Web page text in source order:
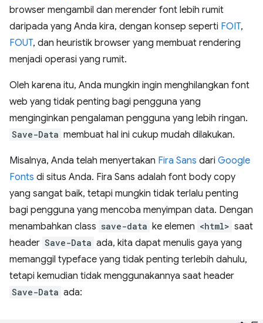
browser mengambil dan merender font lebih rumit
daripada yang Anda kira, dengan konsep seperti FOIT,
FOUT, dan heuristik browser yang membuat rendering
menjadi operasi yang rumit.
Oleh karena itu, Anda mungkin ingin menghilangkan font
web yang tidak penting bagi pengguna yang
menginginkan pengalaman pengguna yang lebih ringan.
Save-Data membuat hal ini cukup mudah dilakukan.
Misalnya, Anda telah menyertakan Fira Sans dari Google
Fonts di situs Anda. Fira Sans adalah font body copy
yang sangat baik, tetapi mungkin tidak terlalu penting
bagi pengguna yang mencoba menyimpan data. Dengan
menambahkan class save-data ke elemen <html> saat
header Save-Data ada, kita dapat menulis gaya yang
memanggil typeface yang tidak penting terlebih dahulu,
tetapi kemudian tidak menggunakannya saat header
Save-Data ada: